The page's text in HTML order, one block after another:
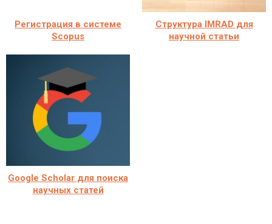
Регистрация в системе
Scopus
Структура IMRAD для
научной статьи
Google Scholar для поиска
научных статей